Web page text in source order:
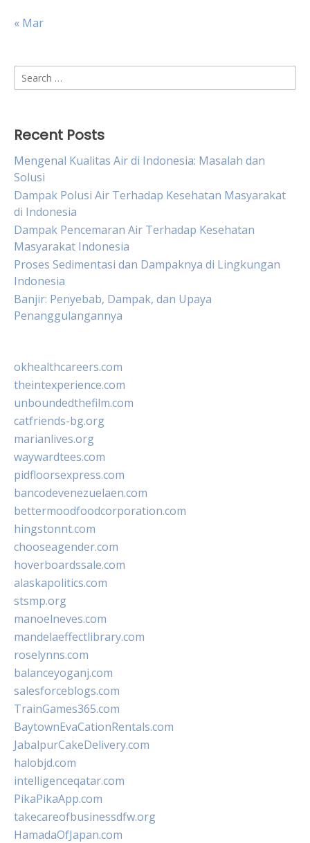
« Mar
Search
for:
Recent Posts
Mengenal Kualitas Air di Indonesia: Masalah dan
Solusi
Dampak Polusi Air Terhadap Kesehatan Masyarakat
di Indonesia
Dampak Pencemaran Air Terhadap Kesehatan
Masyarakat Indonesia
Proses Sedimentasi dan Dampaknya di Lingkungan
Indonesia
Banjir: Penyebab, Dampak, dan Upaya
Penanggulangannya
okhealthcareers.com
theintexperience.com
unboundedthefilm.com
catfriends-bg.org
marianlives.org
waywardtees.com
pidfloorsexpress.com
bancodevenezuelaen.com
bettermoodfoodcorporation.com
hingstonnt.com
chooseagender.com
hoverboardssale.com
alaskapolitics.com
stsmp.org
manoelneves.com
mandelaeffectlibrary.com
roselynns.com
balanceyoganj.com
salesforceblogs.com
TrainGames365.com
BaytownEvaCationRentals.com
JabalpurCakeDelivery.com
halobjd.com
intelligenceqatar.com
PikaPikaApp.com
takecareofbusinessdfw.org
HamadaOfJapan.com